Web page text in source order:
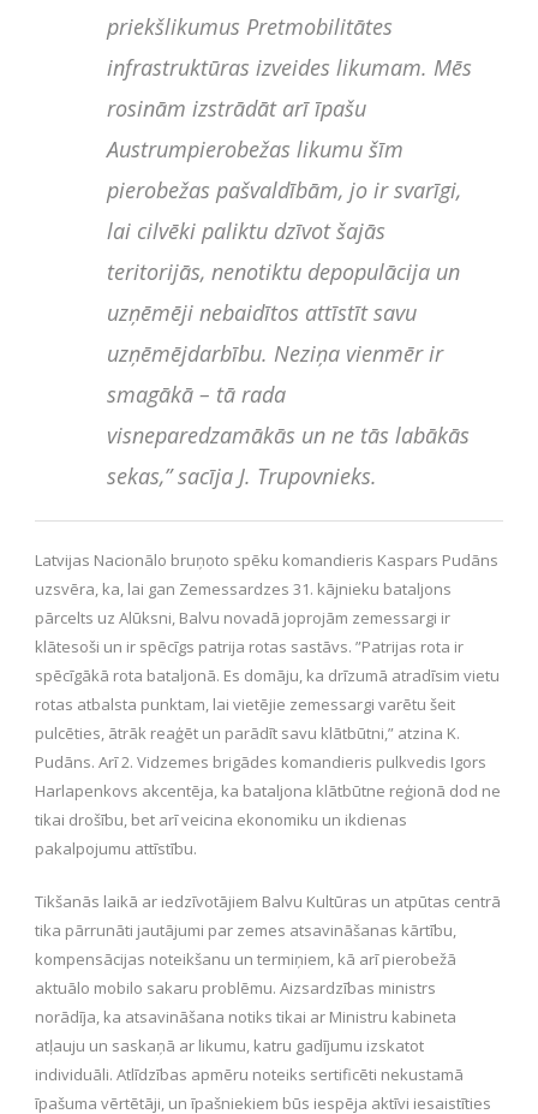
priekšlikumus Pretmobilitātes
infrastruktūras izveides likumam. Mēs
rosinām izstrādāt arī īpašu
Austrumpierobežas likumu šīm
pierobežas pašvaldībām, jo ir svarīgi,
lai cilvēki paliktu dzīvot šajās
teritorijās, nenotiktu depopulācija un
uzņēmēji nebaidītos attīstīt savu
uzņēmējdarbību. Neziņa vienmēr ir
smagākā – tā rada
visneparedzamākās un ne tās labākās
sekas,” sacīja J. Trupovnieks.
Latvijas Nacionālo bruņoto spēku komandieris Kaspars Pudāns
uzsvēra, ka, lai gan Zemessardzes 31. kājnieku bataljons
pārcelts uz Alūksni, Balvu novadā joprojām zemessargi ir
klātesoši un ir spēcīgs patrija rotas sastāvs. ”Patrijas rota ir
spēcīgākā rota bataljonā. Es domāju, ka drīzumā atradīsim vietu
rotas atbalsta punktam, lai vietējie zemessargi varētu šeit
pulcēties, ātrāk reaģēt un parādīt savu klātbūtni,” atzina K.
Pudāns. Arī 2. Vidzemes brigādes komandieris pulkvedis Igors
Harlapenkovs akcentēja, ka bataljona klātbūtne reģionā dod ne
tikai drošību, bet arī veicina ekonomiku un ikdienas
pakalpojumu attīstību.
Tikšanās laikā ar iedzīvotājiem Balvu Kultūras un atpūtas centrā
tika pārrunāti jautājumi par zemes atsavināšanas kārtību,
kompensācijas noteikšanu un termiņiem, kā arī pierobežā
aktuālo mobilo sakaru problēmu. Aizsardzības ministrs
norādīja, ka atsavināšana notiks tikai ar Ministru kabineta
atļauju un saskaņā ar likumu, katru gadījumu izskatot
individuāli. Atlīdzības apmēru noteiks sertificēti nekustamā
īpašuma vērtētāji, un īpašniekiem būs iespēja aktīvi iesaistīties